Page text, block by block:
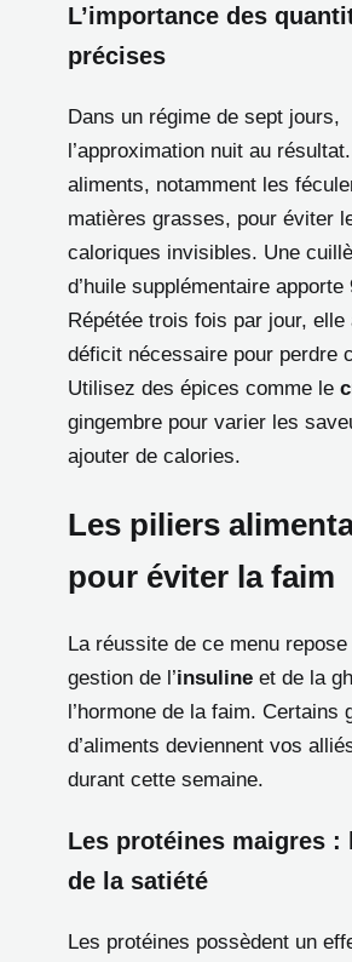
L’importance des
précises
Dans un régime de sept jours,
l’approximation nuit au
aliments, notamment les
matières grasses, pour éviter
caloriques invisibles. Une
d’huile supplémentaire
Répétée trois fois par jour, elle
déficit nécessaire pour perdre
Utilisez des épices comme le
gingembre pour varier les
ajouter de calories.
Les piliers
pour éviter la faim
La réussite de ce menu
gestion de l’insuline et de la
l’hormone de la faim. Certains
d’aliments deviennent vos
durant cette semaine.
Les protéines maigres :
de la satiété
Les protéines possèdent un